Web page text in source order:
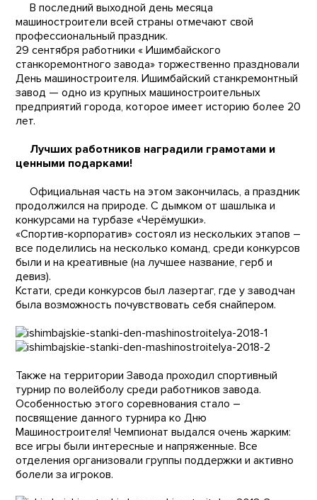
В последний выходной день месяца
машиностроители всей страны отмечают свой
профессиональный праздник.
29 сентября работники « Ишимбайского
станкоремонтного завода» торжественно праздновали
День машиностроителя. Ишимбайский станкремонтный
завод — одно из крупных машиностроительных
предприятий города, которое имеет историю более 20
лет.
Лучших работников наградили грамотами и
ценными подарками!
Официальная часть на этом закончилась, а праздник
продолжился на природе. С дымком от шашлыка и
конкурсами на турбазе «Черёмушки».
«Спортив-корпоратив» состоял из нескольких этапов –
все поделились на несколько команд, среди конкурсов
были и на креативные (на лучшее название, герб и
девиз).
Кстати, среди конкурсов был лазертаг, где у заводчан
была возможность почувствовать себя снайпером.
Также на территории Завода проходил спортивный
турнир по волейболу среди работников завода.
Особенностью этого соревнования стало –
посвящение данного турнира ко Дню
Машиностроителя! Чемпионат выдался очень жарким:
все игры были интересные и напряженные. Все
отделения организовали группы поддержки и активно
болели за игроков.